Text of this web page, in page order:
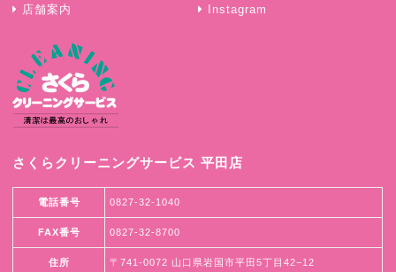
店舗案内
Instagram
さくらクリーニングサービス 平田店
電話番号 0827-32-1040
FAX番号 0827-32-8700
住所 〒741-0072 山口県岩国市平田5丁目42−12